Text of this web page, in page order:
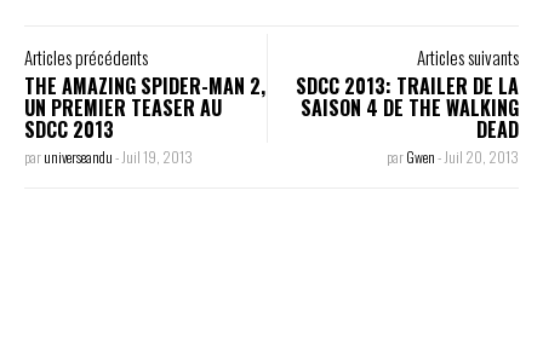
Articles précédents
THE AMAZING SPIDER-MAN 2,
UN PREMIER TEASER AU
SDCC 2013
paruniverseandu- Juil 19, 2013
Articles suivants
SDCC 2013: TRAILER DE LA
SAISON 4 DE THE WALKING
DEAD
parGwen- Juil 20, 2013